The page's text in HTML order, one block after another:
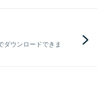
ダウンロードできま